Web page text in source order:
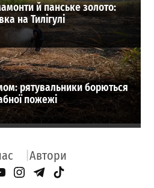
й панське золото:
на Тилігулі
рятувальники борються
пожежі
Автори
Page
Instagram
Telegram
TikTok